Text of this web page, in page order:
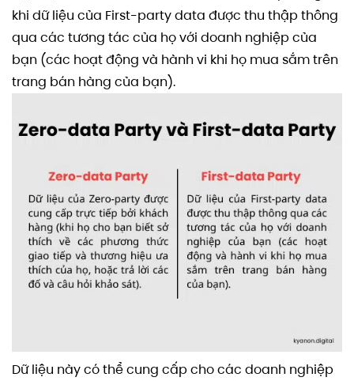
khi dữ liệu của First-party data được thu thập thông
qua các tương tác của họ với doanh nghiệp của
bạn (các hoạt động và hành vi khi họ mua sắm trên
trang bán hàng của bạn).
Dữ liệu này có thể cung cấp cho các doanh nghiệp